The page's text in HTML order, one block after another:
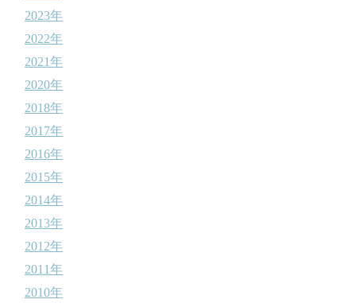
2023年
2022年
2021年
2020年
2018年
2017年
2016年
2015年
2014年
2013年
2012年
2011年
2010年